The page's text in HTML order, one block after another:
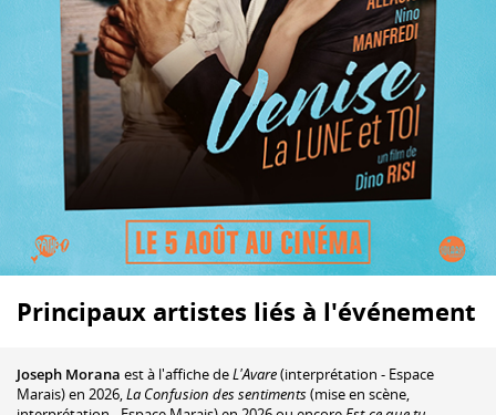
Principaux artistes liés à l'événement
Joseph Morana est à l'affiche deL'Avare(interprétation - Espace
Marais) en 2026, La Confusion des sentiments(mise en scène,